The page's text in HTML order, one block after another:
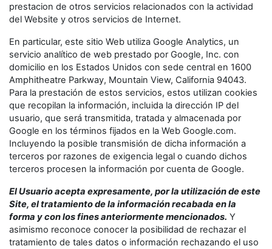
prestacion de otros servicios relacionados con la actividad
del Website y otros servicios de Internet.
En particular, este sitio Web utiliza Google Analytics, un
servicio analítico de web prestado por Google, Inc. con
domicilio en los Estados Unidos con sede central en 1600
Amphitheatre Parkway, Mountain View, California 94043.
Para la prestación de estos servicios, estos utilizan cookies
que recopilan la información, incluida la dirección IP del
usuario, que será transmitida, tratada y almacenada por
Google en los términos fijados en la Web Google.com.
Incluyendo la posible transmisión de dicha información a
terceros por razones de exigencia legal o cuando dichos
terceros procesen la información por cuenta de Google.
El Usuario acepta expresamente, por la utilización de este
Site, el tratamiento de la información recabada en la
forma y con los fines anteriormente mencionados. Y
asimismo reconoce conocer la posibilidad de rechazar el
tratamiento de tales datos o información rechazando el uso